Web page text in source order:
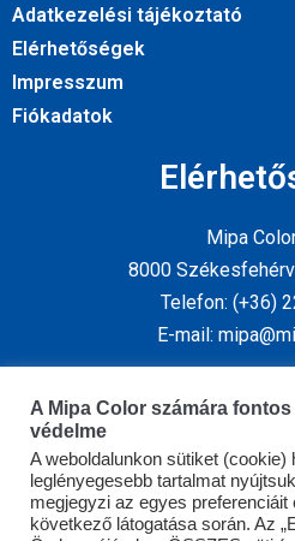
Adatkezelési tájékoztató
Elérhetőségek
Impresszum
Fiókadatok
Mipa
8000
Telefon: (+36)
E-mail:
Kövess
A Mipa Color számára
védelme
A weboldalunkon sütiket (cookie)
leglényegesebb tartalmat
megjegyzi az egyes preferenciáit
következő látogatása során. Az